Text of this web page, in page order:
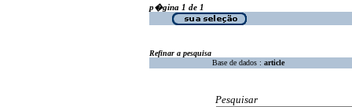
p�gina 1 de 1
Refinar a pesquisa
Base de dados : article
Pesquisar